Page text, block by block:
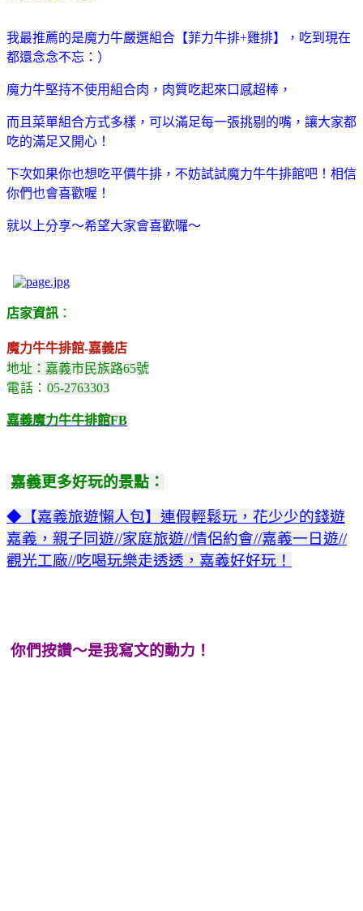
我最推薦的是魔力牛嚴選組合【菲力牛排+雞排】， 吃到現在
都還念念不忘：）
魔力牛堅持不使用組合肉，肉質吃起來口感超棒，
而且菜單組合方式多樣，可以滿足每一張挑剔的嘴，讓大家都
吃的滿足又開心！
下次如果你也想吃平價牛排，不妨試試魔力牛牛排館吧！相信
你們也會喜歡喔！
就以上分享～希望大家會喜歡囉～
店家資訊 ：
魔力牛牛排館-嘉義店
地址： 嘉義市民族路65號
電話： 05-2763303
嘉義魔力牛牛排館FB
嘉義更多好玩的景點：
◆【嘉義旅遊懶人包】連假輕鬆玩，花少少的錢遊
嘉義，親子同遊//家庭旅遊//情侶約會//嘉義一日遊//
觀光工廠//吃喝玩樂走透透，嘉義好好玩！
你們按讚～是我寫文的動力！